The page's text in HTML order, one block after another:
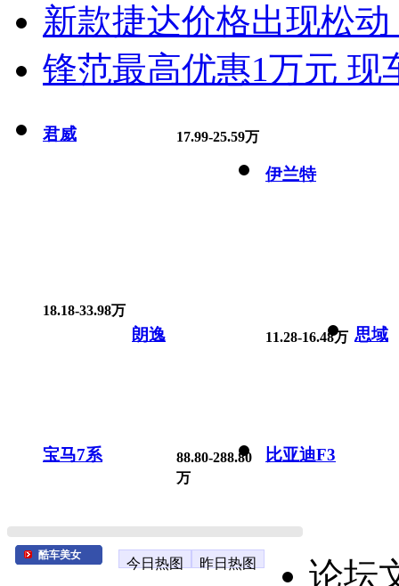
新款捷达价格出现松
锋范最高优惠1万元 现
君威 17.99-25.59万
伊兰特
18.18-33.98万
朗逸 11.28-16.48万 思域
宝马7系
88.80-288.80
万
比亚迪F3
酷车美女
今日热图 昨日热图
论坛